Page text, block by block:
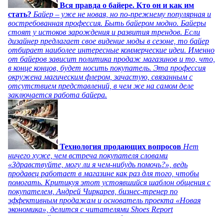
Вся правда о байере. Кто он и как им
стать? Байер – уже не новая, но по-прежнему популярная и
востребованная профессия. Быть байером модно. Байеры
стоят у истоков зарождения и развития трендов. Если
дизайнер предлагает свое видение моды в сезоне, то байер
отбирает наиболее интересные коммерческие идеи. Именно
от байеров зависит политика продаж магазинов и то, что,
в конце концов, будет носить покупатель. Эта профессия
окружена магическим флером, зачастую, связанным с
отсутствием представлений, в чем же на самом деле
заключается работа байера.
Технология продающих вопросов Нет
ничего хуже, чем встреча покупателя словами
«Здравствуйте, могу ли я чем-нибудь помочь?», ведь
продавец работает в магазине как раз для того, чтобы
помогать. Критикуя этот устоявшийся шаблон общения с
покупателем, Андрей Чиркарев, бизнес-тренер по
эффективным продажам и основатель проекта «Новая
экономика», делится с читателями Shoes Report